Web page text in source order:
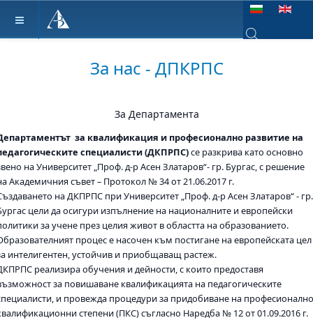
Изберете език
За нас - ДПКРПС
За Департамента
за квалификация и професионално развитие на
специалисти (ДКПРПС)се разкрива като основно
на Университет „Проф. д-р Асен Златаров“- гр. Бургас, с решение
Академичния съвет – Протокол № 34 от 21.06.2017 г.
на ДКПРПС при Университет „Проф. д-р Асен Златаров“ - гр.
цели да осигури изпълнение на националните и европейски
за учене през целия живот в областта на образованието.
процес е насочен към постигане на европейската цел
интелигентен, устойчив и приобщаващ растеж.
реализира обучения и дейности, с които предоставя
за повишаване квалификацията на педагогическите
и провежда процедури за придобиване на
степени (ПКС) съгласно Наредба № 12 от 01.09.2016 г.